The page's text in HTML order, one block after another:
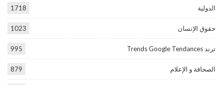
الدولية 1718
حقوق الإنسان 1023
ترند Trends Google Tendances 995
الصحافة و الإعلام 879